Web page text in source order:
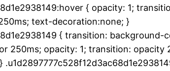
{ opacity: 1;
text-decoration:none; }
{ transition: background-
250ms; opacity: 1; transition: opacity